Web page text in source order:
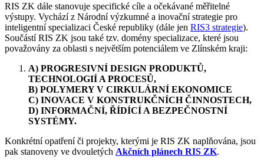
RIS ZK dále stanovuje specifické cíle a očekávané měřitelné
výstupy. Vychází z Národní výzkumné a inovační strategie pro
inteligentní specializaci České republiky (dále jen RIS3 strategie).
Součástí RIS ZK jsou také tzv. domény specializace, které jsou
považovány za oblasti s největším potenciálem ve Zlínském kraji:
A) PROGRESIVNÍ DESIGN PRODUKTŮ,
TECHNOLOGIÍ A PROCESŮ,
B) POLYMERY V CIRKULÁRNÍ EKONOMICE
C) INOVACE V KONSTRUKČNÍCH ČINNOSTECH,
D) INFORMAČNÍ, ŘÍDÍCÍ A BEZPEČNOSTNÍ
SYSTÉMY.
Konkrétní opatření či projekty, kterými je RIS ZK naplňována, jsou
pak stanoveny ve dvouletých Akčních plánech RIS ZK.